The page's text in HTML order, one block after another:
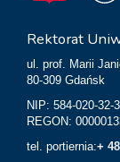
Rektorat
ul. prof. Marii
80-309 Gdańsk
NIP: 584-020-32-
REGON:
tel. portiernia:+